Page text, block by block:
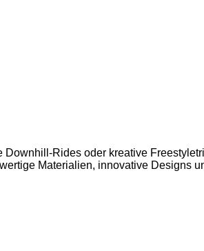
Rides oder kreative
Materialien, innovative Designs